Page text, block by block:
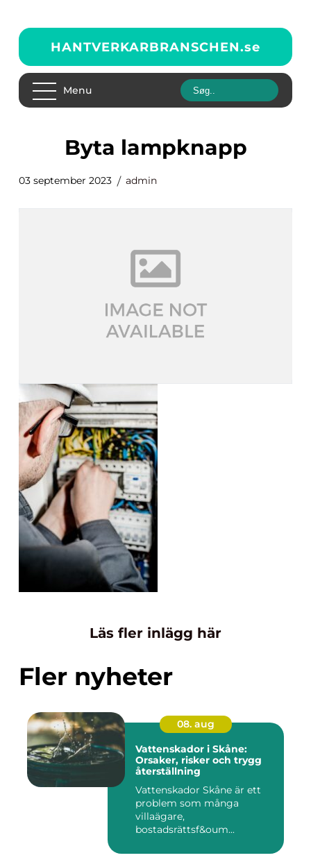
HANTVERKARBRANSCHEN.se
Menu
byta lampknapp
03 september 2023 admin
Läs fler inlägg här
Fler nyheter
08. aug
Vattenskador i Skåne:
Orsaker, risker och trygg
återställning
Vattenskador Skåne är ett
problem som många
villaägare,
bostadsrättsf&oum...